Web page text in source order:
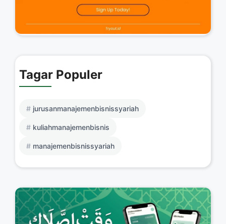
Tagar Populer
jurusanmanajemenbisnissyariah
kuliahmanajemenbisnis
manajemenbisnissyariah